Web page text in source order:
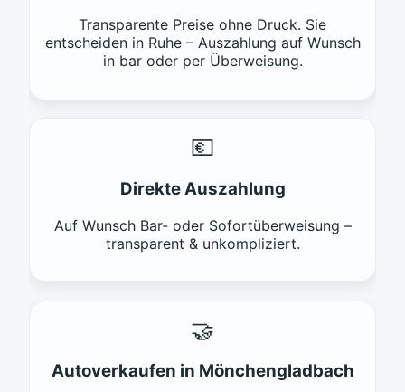
Transparente Preise ohne Druck. Sie
entscheiden in Ruhe – Auszahlung auf Wunsch
in bar oder per Überweisung.
💶
Direkte Auszahlung
Auf Wunsch Bar- oder Sofortüberweisung –
transparent & unkompliziert.
🤝
Autoverkaufen in Mönchengladbach